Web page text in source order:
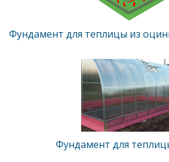
Фундамент для теплицы из
Фундамент для